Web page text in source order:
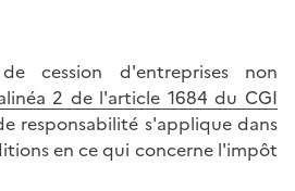
cession d'entreprises non
2 de l'article 1684 du CGI
responsabilité s'applique dans
en ce qui concerne l'impôt